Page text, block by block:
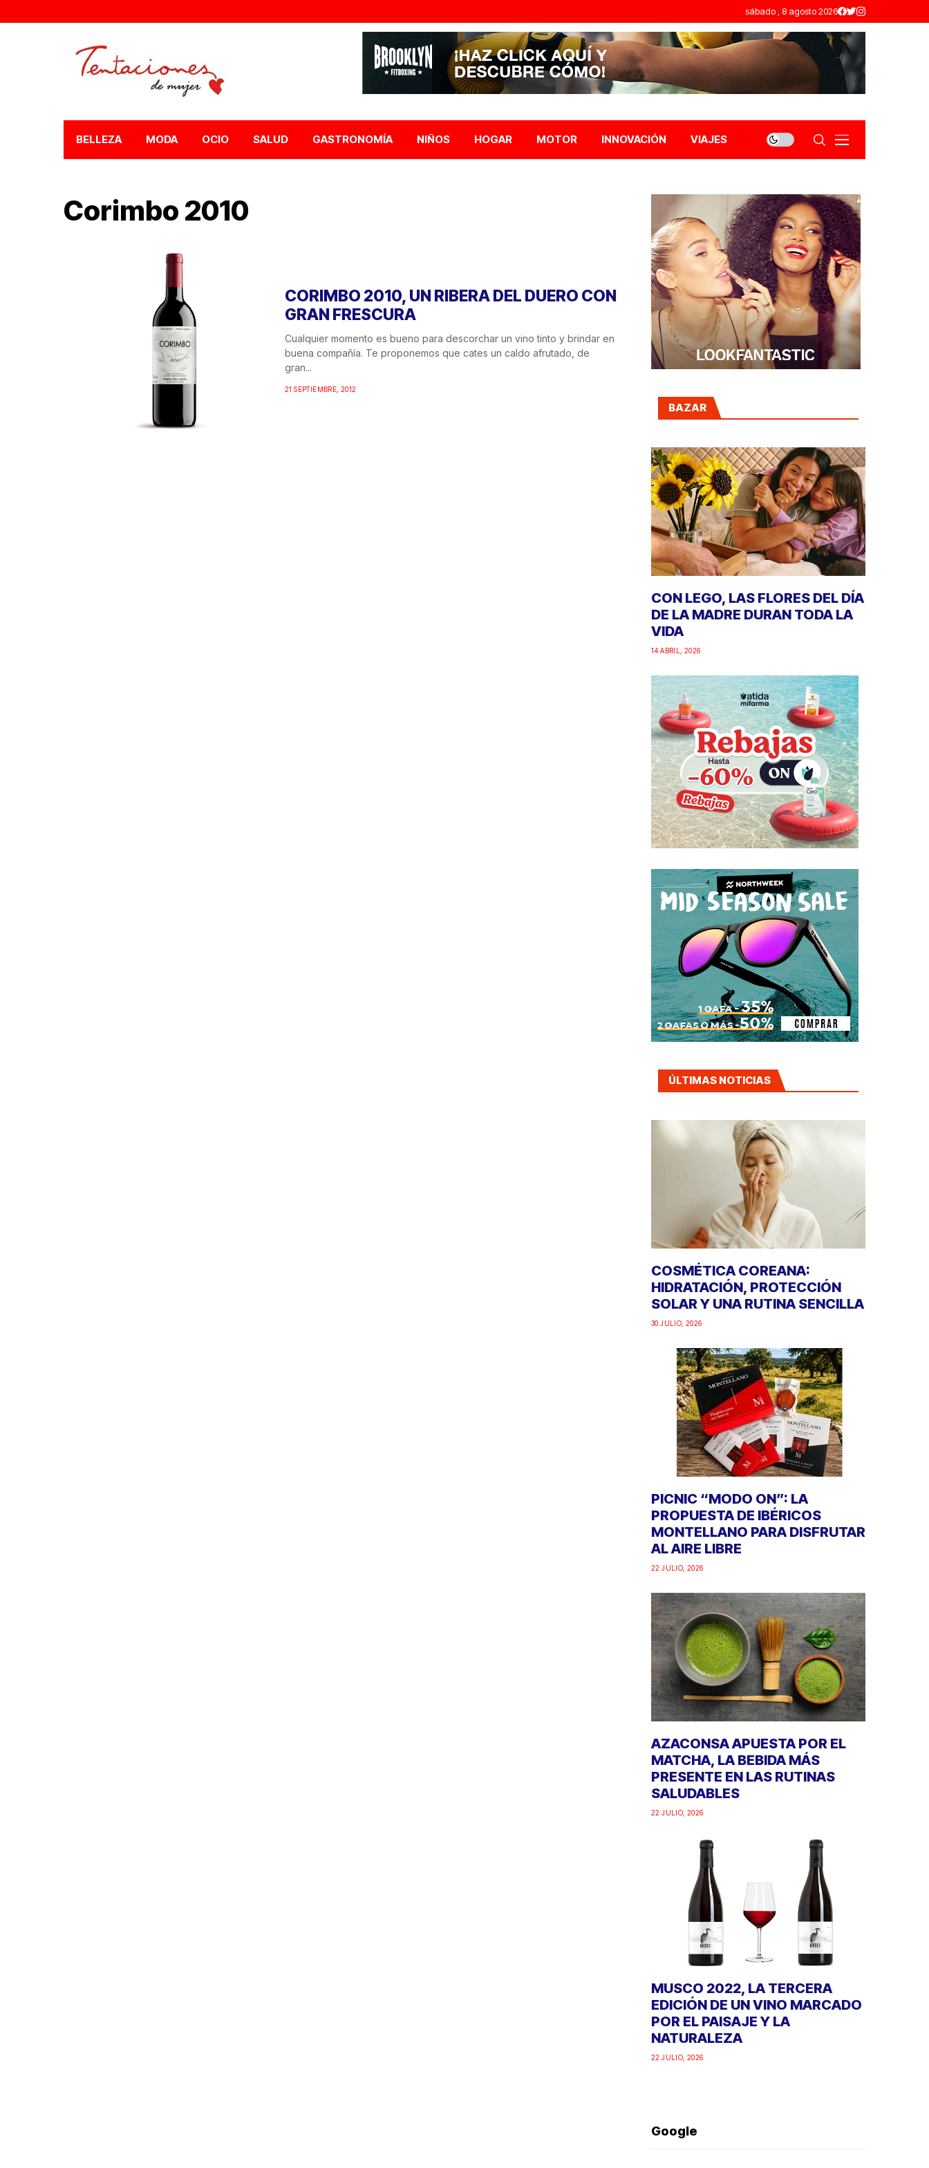
sábado , 8 agosto 2026
BELLEZA MODA OCIO SALUD GASTRONOMÍA NIÑOS HOGAR MOTOR INNOVACIÓN VIAJES
Corimbo 2010
CORIMBO 2010, UN RIBERA DEL DUERO CON
GRAN FRESCURA
Cualquier momento es bueno para descorchar un vino tinto y brindar en
buena compañía. Te proponemos que cates un caldo afrutado, de
gran...
21 SEPTIEMBRE, 2012
BAZAR
CON LEGO, LAS FLORES DEL DÍA
DE LA MADRE DURAN TODA LA
VIDA
14 ABRIL, 2026
ÚLTIMAS NOTICIAS
COSMÉTICA COREANA:
HIDRATACIÓN, PROTECCIÓN
SOLAR Y UNA RUTINA SENCILLA
30 JULIO, 2026
PICNIC “MODO ON”: LA
PROPUESTA DE IBÉRICOS
MONTELLANO PARA DISFRUTAR
AL AIRE LIBRE
22 JULIO, 2026
AZACONSA APUESTA POR EL
MATCHA, LA BEBIDA MÁS
PRESENTE EN LAS RUTINAS
SALUDABLES
22 JULIO, 2026
MUSCO 2022, LA TERCERA
EDICIÓN DE UN VINO MARCADO
POR EL PAISAJE Y LA
NATURALEZA
22 JULIO, 2026
Google